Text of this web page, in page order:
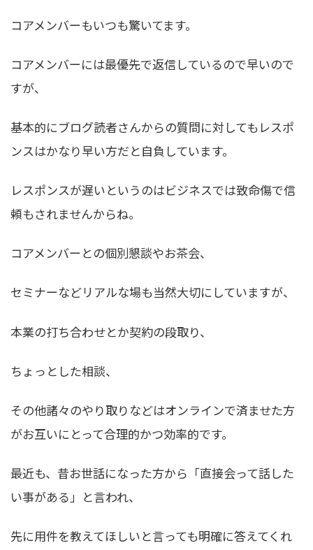
コアメンバーもいつも驚いてます。
コアメンバーには最優先で返信しているので早いので
すが、
基本的にブログ読者さんからの質問に対してもレスポ
ンスはかなり早い方だと自負しています。
レスポンスが遅いというのはビジネスでは致命傷で信
頼もされませんからね。
コアメンバーとの個別懇談やお茶会、
セミナーなどリアルな場も当然大切にしていますが、
本業の打ち合わせとか契約の段取り、
ちょっとした相談、
その他諸々のやり取りなどはオンラインで済ませた方
がお互いにとって合理的かつ効率的です。
最近も、昔お世話になった方から「直接会って話した
い事がある」と言われ、
先に用件を教えてほしいと言っても明確に答えてくれ